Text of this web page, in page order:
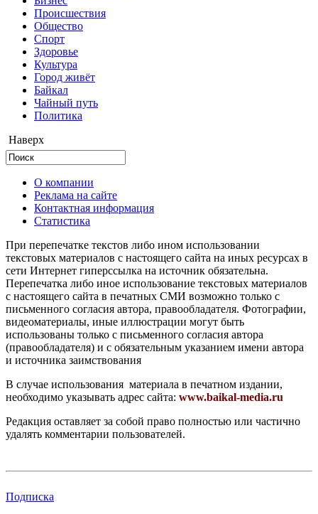
Происшествия
Общество
Cпорт
Здоровье
Культура
Город живёт
Байкал
Чайный путь
Политика
Наверх
О компании
Реклама на сайте
Контактная информация
Статистика
При перепечатке текстов либо ином использовании
текстовых материалов с настоящего сайта на иных ресурсах в
сети Интернет гиперссылка на источник обязательна.
Перепечатка либо иное использование текстовых материалов
с настоящего сайта в печатных СМИ возможно только с
письменного согласия автора, правообладателя. Фотографии,
видеоматериалы, иные иллюстрации могут быть
использованы только с письменного согласия автора
(правообладателя) и с обязательным указанием имени автора
и источника заимствования
В случае использования материала в печатном издании,
необходимо указывать адрес сайта: www.baikal-media.ru
Редакция оставляет за собой право полностью или частично
удалять комментарии пользователей.
Подписка